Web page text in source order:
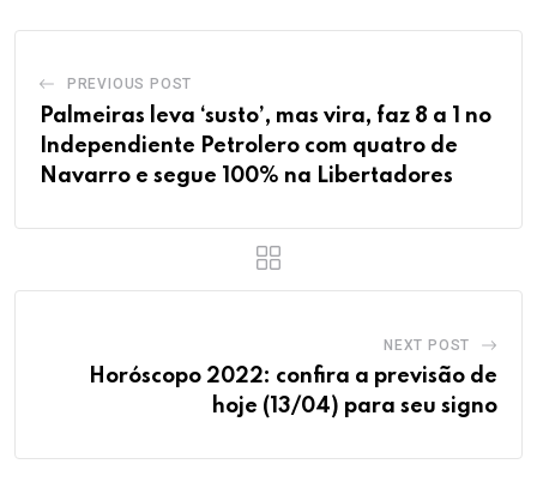
PREVIOUS POST
Palmeiras leva ‘susto’, mas vira, faz 8 a 1 no
Independiente Petrolero com quatro de
Navarro e segue 100% na Libertadores
NEXT POST
Horóscopo 2022: confira a previsão de
hoje (13/04) para seu signo